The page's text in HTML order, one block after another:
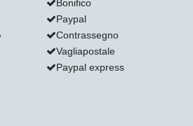
Bonifico
Paypal
Contrassegno
Vagliapostale
Paypal express